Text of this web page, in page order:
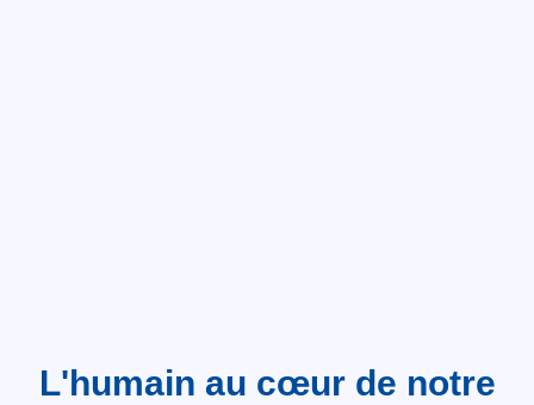
L'humain au cœur de notre